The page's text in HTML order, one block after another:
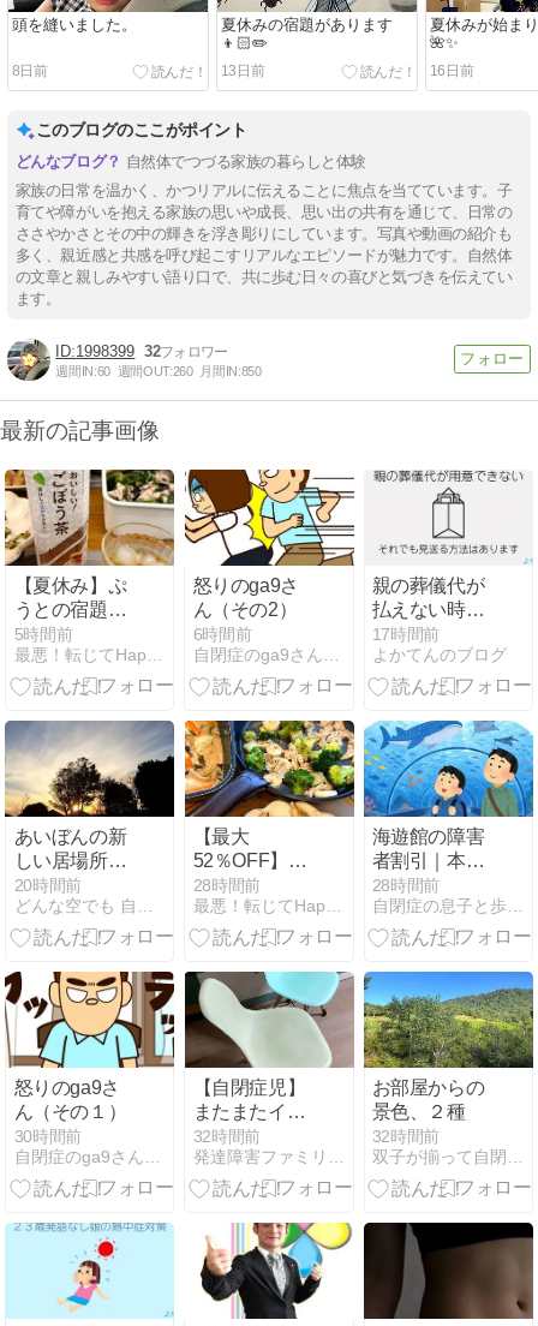
頭を縫いました。
8日前
夏休みの宿題があります
👦🏻✏️
13日前
夏休みが始ま
🌺✨
16日前
このブログのここがポイント
自然体でつづる家族の暮らしと体験
家族の日常を温かく、かつリアルに伝えることに焦点を当てています。子
育てや障がいを抱える家族の思いや成長、思い出の共有を通じて、日常の
ささやかさとその中の輝きを浮き彫りにしています。写真や動画の紹介も
多く、親近感と共感を呼び起こすリアルなエピソードが魅力です。自然体
の文章と親しみやすい語り口で、共に歩む日々の喜びと気づきを伝えてい
ます。
1998399 32
週間IN:60 週間OUT:260 月間IN:850
最新の記事画像
【夏休み】ぷ
うとの宿題で
またバトル…
最近持ち歩い
ているもの
5時間前
最悪！転じてHappy〜自閉症スペクトラム姉妹の毎日〜
怒りのga9さ
ん（その2）
6時間前
自閉症のga9さんとともにHappy Life
親の葬儀代が
払えない時の
4つの方法｜
自己負担ゼ
ロ・後払い・
17時間前
よかてんのブログ
あいぼんの新
しい居場所づ
くりへ 一時ケ
ア・ショート
ステイの面談
た
20時間前
どんな空でも 自閉症の娘と家族の日常
【最大
52％OFF】毎
日3食＋お弁
当ラクするた
めに買ったも
28時間前
最悪！転じてHappy〜自閉症スペクトラム姉妹の毎日〜
海遊館の障害
者割引｜本人
＋介護者が半
額・ミライロ
ID対応【2026
28時間前
自閉症の息子と歩む 手のひらのきろく
怒りのga9さ
ん（その１）
30時間前
自閉症のga9さんとともにHappy Life
【自閉症児】
またまたイー
ムズチェアを
壊す
32時間前
発達障害ファミリーの幸せライフハック生活
お部屋からの
景色、２種
32時間前
双子が揃って自閉症。